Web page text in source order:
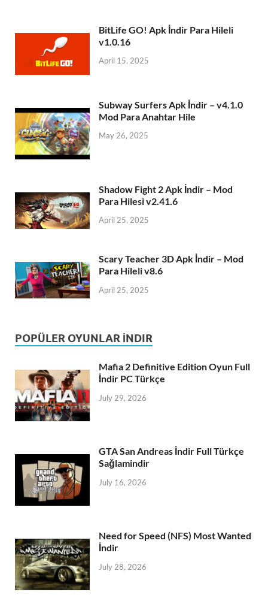
BitLife GO! Apk İndir Para Hileli
v1.0.16
April 15, 2025
Subway Surfers Apk İndir – v4.1.0
Mod Para Anahtar Hile
May 26, 2025
Shadow Fight 2 Apk İndir – Mod
Para Hilesi v2.41.6
April 25, 2025
Scary Teacher 3D Apk İndir – Mod
Para Hileli v8.6
April 25, 2025
POPÜLER OYUNLAR İNDIR
Mafia 2 Definitive Edition Oyun Full
İndir PC Türkçe
July 29, 2026
GTA San Andreas İndir Full Türkçe
Sağlamindir
July 16, 2026
Need for Speed (NFS) Most Wanted
İndir
July 28, 2026